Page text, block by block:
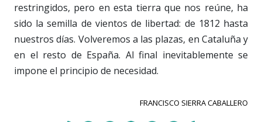
restringidos, pero en esta tierra que nos reúne, ha
sido la semilla de vientos de libertad: de 1812 hasta
nuestros días. Volveremos a las plazas, en Cataluña y
en el resto de España. Al final inevitablemente se
impone el principio de necesidad.
FRANCISCO SIERRA CABALLERO